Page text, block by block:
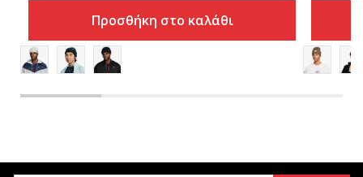
Προσθήκη στο καλάθι